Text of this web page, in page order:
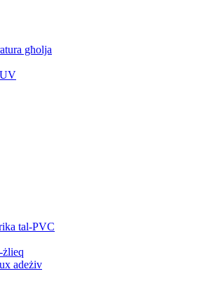
għolja
tal-PVC
żlieq
adeżiv